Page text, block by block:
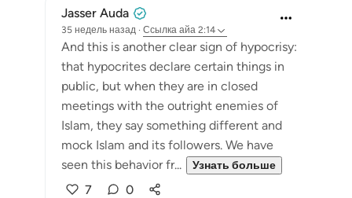
Jasser Auda
35 недель назад · Ссылка айа 2:14
And this is another clear sign of hypocrisy:
that hypocrites declare certain things in
public, but when they are in closed
meetings with the outright enemies of
Islam, they say something different and
mock Islam and its followers. We have
seen this behavior fr...
Узнать больше
7 0